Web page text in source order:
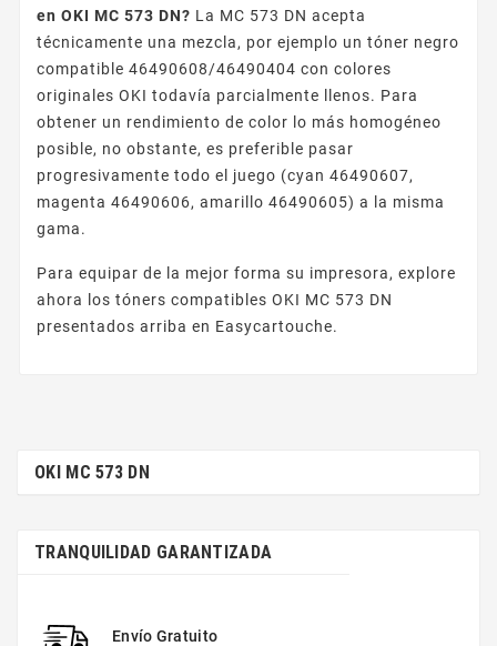
en OKI MC 573 DN? La MC 573 DN acepta
técnicamente una mezcla, por ejemplo un tóner negro
compatible 46490608/46490404 con colores
originales OKI todavía parcialmente llenos. Para
obtener un rendimiento de color lo más homogéneo
posible, no obstante, es preferible pasar
progresivamente todo el juego (cyan 46490607,
magenta 46490606, amarillo 46490605) a la misma
gama.
Para equipar de la mejor forma su impresora, explore
ahora los tóners compatibles OKI MC 573 DN
presentados arriba en Easycartouche.
OKI MC 573 DN
TRANQUILIDAD GARANTIZADA
Envío Gratuito